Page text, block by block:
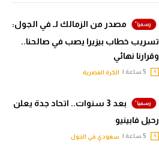
مصدر من الزمالك لـ في الجول:
تسريب خطاب بيزيرا يصب في صالحنا..
وقرارنا نهائي
الكرة المصرية
بعد 3 سنوات.. اتحاد جدة يعلن
رحيل فابينيو
سعودي في الجول